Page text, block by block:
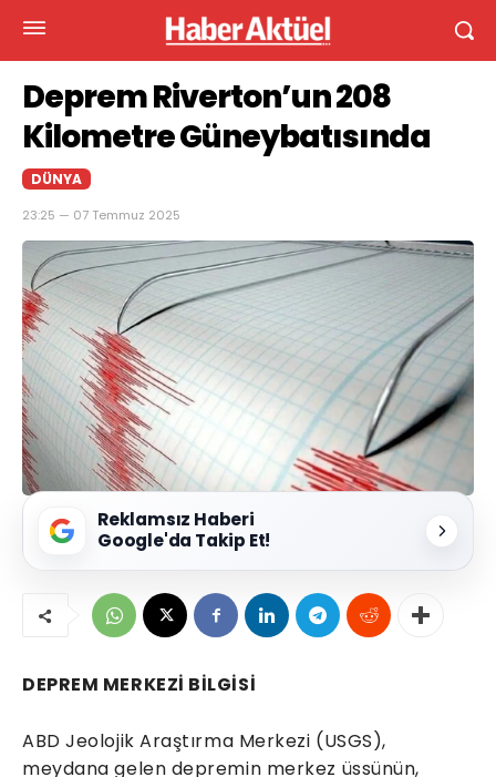
Deprem Riverton’un 208
Kilometre Güneybatısında
DÜNYA
23:25 — 07 Temmuz 2025
Reklamsız Haberi
Google'da Takip Et!
DEPREM MERKEZİ BİLGİSİ
ABD Jeolojik Araştırma Merkezi (USGS),
meydana gelen depremin merkez üssünün,